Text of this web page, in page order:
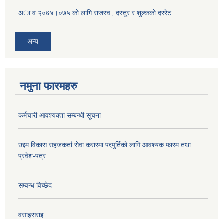
अा.व.२०७४।०७५ काे लागि राजस्व , दस्तुर र शुल्ककाे दररेट
अन्य
नमुना फारमहरु
कर्मचारी आवश्यक्ता सम्बन्धी सूचना
उद्दम विकास सहजकर्ता सेवा करारमा पदपुर्तिको लागि आवश्यक फारम तथा
प्रवेश-पत्र
सम्वन्ध विच्छेद
वसाइसराइ